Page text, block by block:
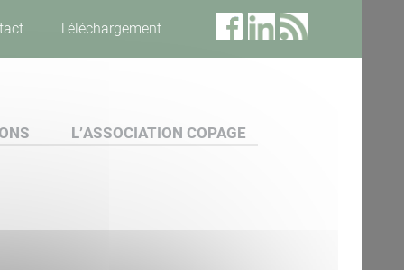
Téléchargement
L’ASSOCIATION COPAGE